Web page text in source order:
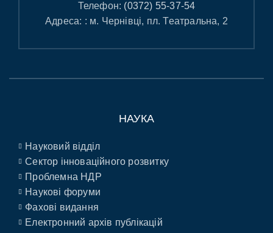
Телефон: (0372) 55-37-54
Адреса: : м. Чернівці, пл. Театральна, 2
НАУКА
Науковий відділ
Сектор інноваційного розвитку
Проблемна НДР
Наукові форуми
Фахові видання
Електронний архів публікацій